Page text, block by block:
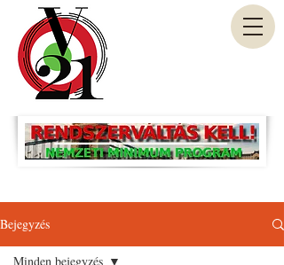
Bejegyzés
Minden bejegyzés